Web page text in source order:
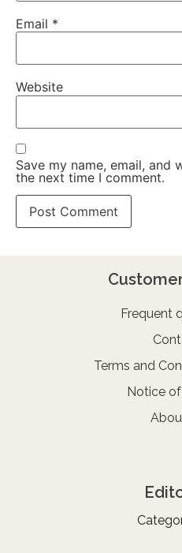
Email *
Website
Save my name, email,
the next time I comment.
Frequent
Terms and
Notice